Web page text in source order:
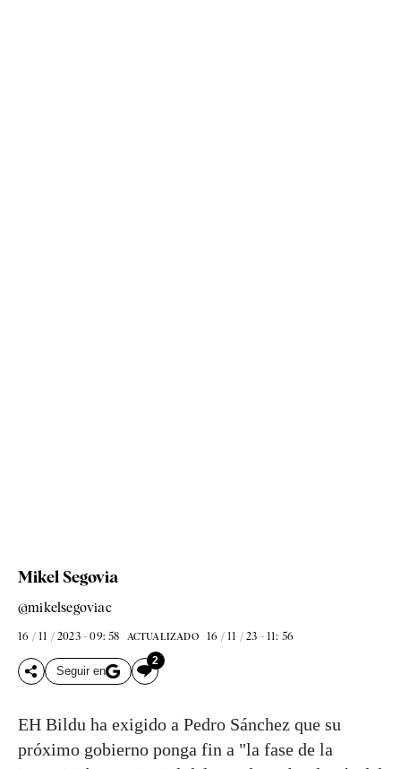
Mikel Segovia
@mikelsegoviac
16 / 11 / 2023 - 09: 58 ACTUALIZADO 16 / 11 / 23 - 11: 56
Seguir en
2
EH Bildu ha exigido a Pedro Sánchez que su
próximo gobierno ponga fin a "la fase de la